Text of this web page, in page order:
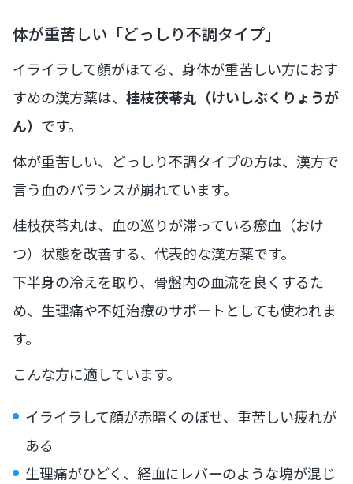
体が重苦しい「どっしり不調タイプ」
イライラして顔がほてる、身体が重苦しい方におす
すめの漢方薬は、 桂枝茯苓丸（けいしぶくりょうが
ん） です。
体が重苦しい、どっしり不調タイプの方は、漢方で
言う血のバランスが崩れています。
桂枝茯苓丸は、血の巡りが滞っている瘀血（おけ
つ）状態を改善する、代表的な漢方薬です。
下半身の冷えを取り、骨盤内の血流を良くするた
め、生理痛や不妊治療のサポートとしても使われま
す。
こんな方に適しています。
イライラして顔が赤暗くのぼせ、重苦しい疲れが
ある
生理痛がひどく、経血にレバーのような塊が混じ